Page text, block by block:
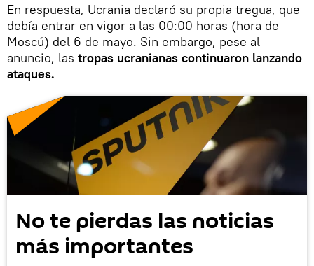
En respuesta, Ucrania declaró su propia tregua, que
debía entrar en vigor a las 00:00 horas (hora de
Moscú) del 6 de mayo. Sin embargo, pese al
anuncio, las tropas ucranianas continuaron lanzando
ataques.
No te pierdas las noticias
más importantes